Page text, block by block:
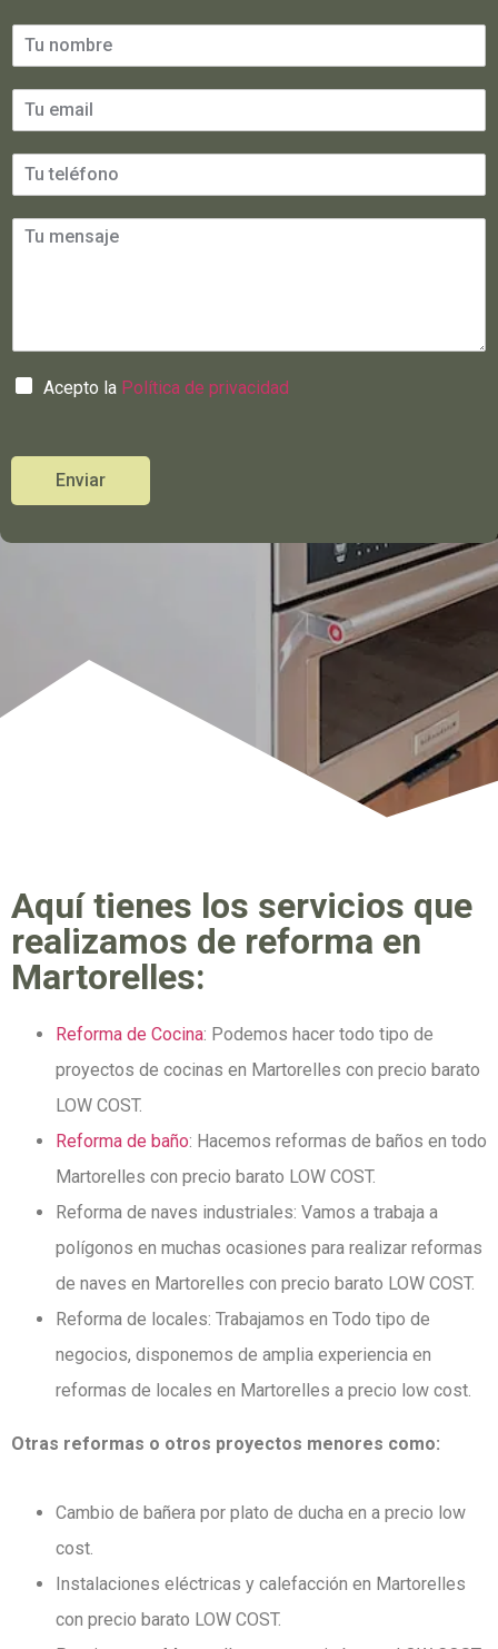
Acepto la Política de privacidad
Enviar
Aquí tienes los servicios que
realizamos de reforma en
Martorelles:
Reforma de Cocina: Podemos hacer todo tipo de
proyectos de cocinas en Martorelles con precio barato
LOW COST.
Reforma de baño: Hacemos reformas de baños en todo
Martorelles con precio barato LOW COST.
Reforma de naves industriales: Vamos a trabaja a
polígonos en muchas ocasiones para realizar reformas
de naves en Martorelles con precio barato LOW COST.
Reforma de locales: Trabajamos en Todo tipo de
negocios, disponemos de amplia experiencia en
reformas de locales en Martorelles a precio low cost.
Otras reformas o otros proyectos menores como:
Cambio de bañera por plato de ducha en a precio low
cost.
Instalaciones eléctricas y calefacción en Martorelles
con precio barato LOW COST.